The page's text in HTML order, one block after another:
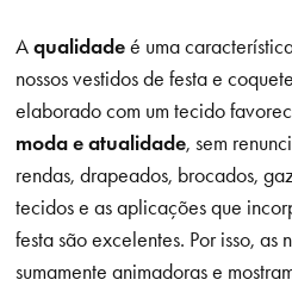
Aqualidadeé uma
nossos vestidos de festa e
elaborado com um tecido
moda e atualidade, sem
rendas, drapeados, brocados,
tecidos e as aplicações que
festa são excelentes. Por isso, as
sumamente animadoras e